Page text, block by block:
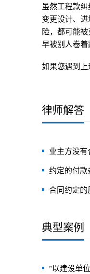
虽然工程款
变更设计、
险，都可能
早被别人卷着
如果您遇到
律师解答
业主方没有
约定的付款
合同约定
典型案例
"以建设单